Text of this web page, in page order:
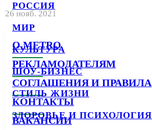
РОССИЯ
МИР
КУЛЬТУРА
ШОУ-БИЗНЕС
СТИЛЬ ЖИЗНИ
ЗДОРОВЬЕ И ПСИХОЛОГИЯ
26 нояб. 2021
О METRO
РЕКЛАМОДАТЕЛЯМ
СОГЛАШЕНИЯ И ПРАВИЛА
КОНТАКТЫ
ВАКАНСИИ